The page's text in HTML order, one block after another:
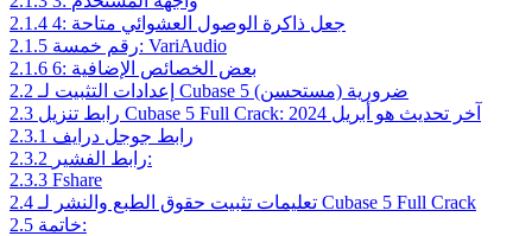
2.1.4
4: جعل ذاكرة الوصول العشوائي متاحة
2.1.5
رقم خمسة: VariAudio
2.1.6
6: بعض الخصائص الإضافية
2.2
إعدادات التثبيت لـ Cubase 5 ضرورية (مستحسن)
2.3
رابط تنزيل Cubase 5 Full Crack: آخر تحديث هو أبريل 2024
2.3.1 رابط جوجل درايف
2.3.2
رابط الفشير:
2.3.3 Fshare
2.4
تعليمات تثبيت حقوق الطبع والنشر لـ Cubase 5 Full Crack
2.5
خاتمة: